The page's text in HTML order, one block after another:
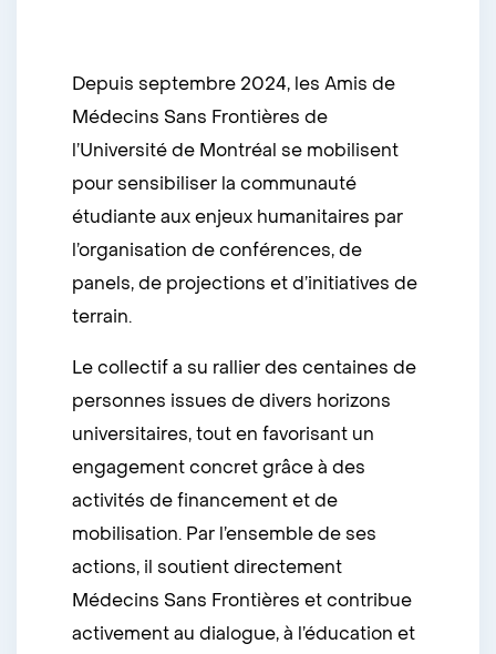
Depuis septembre 2024, les Amis de
Médecins Sans Frontières de
l’Université de Montréal se mobilisent
pour sensibiliser la communauté
étudiante aux enjeux humanitaires par
l’organisation de conférences, de
panels, de projections et d’initiatives de
terrain.
Le collectif a su rallier des centaines de
personnes issues de divers horizons
universitaires, tout en favorisant un
engagement concret grâce à des
activités de financement et de
mobilisation. Par l’ensemble de ses
actions, il soutient directement
Médecins Sans Frontières et contribue
activement au dialogue, à l’éducation et